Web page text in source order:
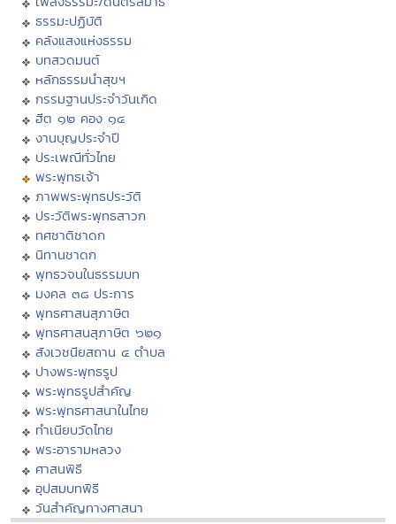
ธรรมะปฏิบัติ
คลังแสงแห่งธรรม
บทสวดมนต์
หลักธรรมนำสุขฯ
กรรมฐานประจำวันเกิด
ฮีต ๑๒ คอง ๑๔
งานบุญประจำปี
ประเพณีทั่วไทย
พระพุทธเจ้า
ภาพพระพุทธประวัติ
ประวัติพระพุทธสาวก
ทศชาติชาดก
นิทานชาดก
พุทธวจนในธรรมบท
มงคล ๓๘ ประการ
พุทธศาสนสุภาษิต
พุทธศาสนสุภาษิต ๖๒๑
สังเวชนียสถาน ๔ ตำบล
ปางพระพุทธรูป
พระพุทธรูปสำคัญ
พระพุทธศาสนาในไทย
ทำเนียบวัดไทย
พระอารามหลวง
ศาสนพิธี
อุปสมบทพิธี
วันสำคัญทางศาสนา